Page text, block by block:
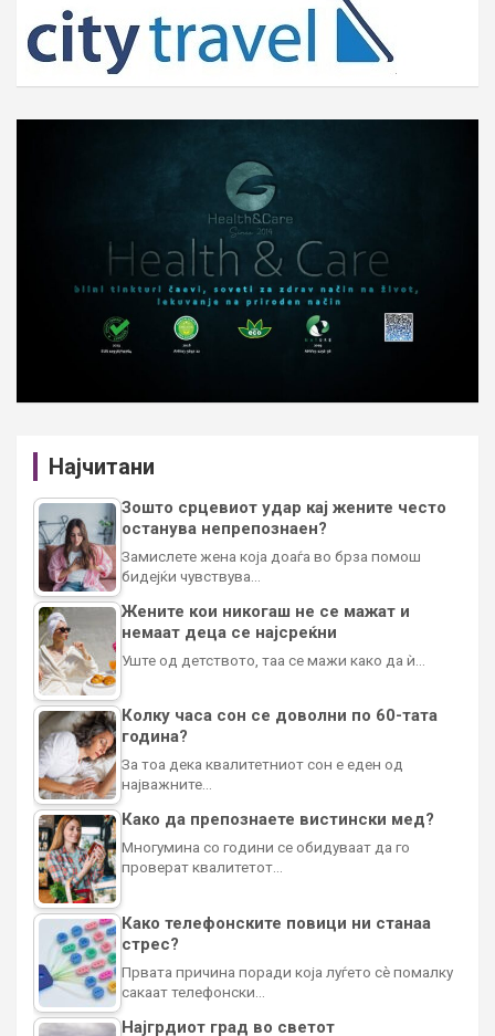
h
Најчитани
Зошто срцевиот удар кај жените често
останува непрепознаен?
Замислете жена која доаѓа во брза помош
бидејќи чувствува…
Жените кои никогаш не се мажат и
немаат деца се најсреќни
Уште од детството, таа се мажи како да ѝ…
Колку часа сон се доволни по 60-тата
година?
За тоа дека квалитетниот сон е еден од
најважните…
Како да препознаете вистински мед?
Многумина со години се обидуваат да го
проверат квалитетот…
Како телефонските повици ни станаа
стрес?
Првата причина поради која луѓето сè помалку
сакаат телефонски…
Најгрдиот град во светот